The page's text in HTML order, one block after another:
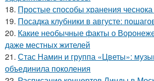
18. Простые способы хранения
19. Посадка клубники в августе:
20. Какие необычные факты о
даже местных жителей
21. Стас Намин и группа «Цветы»:
объединила поколения